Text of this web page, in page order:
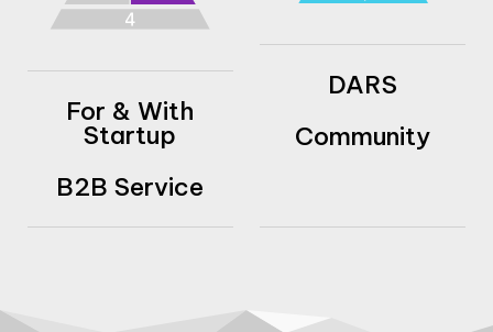
For & With
Startup
B2B Service
DARS
Community